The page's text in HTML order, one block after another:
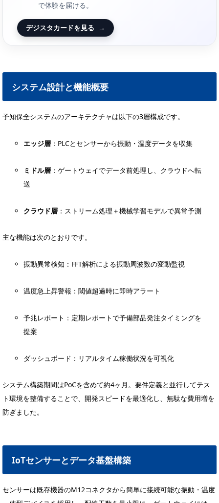
で体験を届ける。
デジスタカードを見る →
システム設計と機能概要
予知保全システムのアーキテクチャは以下の3層構成です。
エッジ層 ：PLCとセンサーから振動・温度データを収集
ミドル層 ：ゲートウェイでデータ前処理し、クラウドへ転
送
クラウド層 ：ストリーム処理＋機械学習モデルで異常予測
主な機能は次のとおりです。
振動異常検知：FFT解析による振動周波数の変動監視
温度急上昇警報：閾値超過時に即時アラート
予兆レポート：定期レポートで予備部品発注タイミングを
提案
ダッシュボード：リアルタイム稼働状況を可視化
システム構築期間はPoCを含めて約4ヶ月。要件定義と並行してテス
ト環境を整備することで、開発スピードを最適化し、無駄な費用増を
防ぎました。
IoTセンサーとデータ基盤構築
センサーは既存機器のM12コネクタから簡単に接続可能な振動・温度